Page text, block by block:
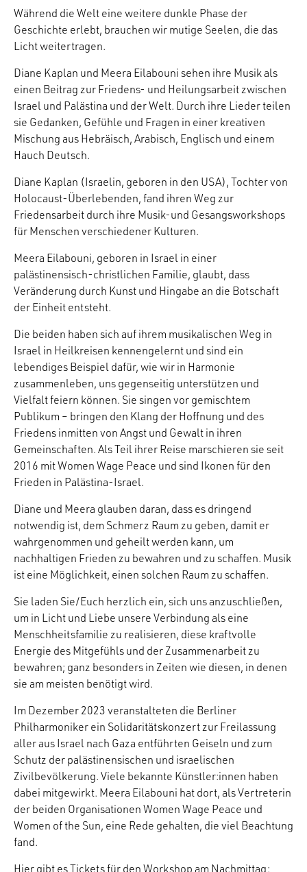
Während die Welt eine weitere dunkle Phase der
Geschichte erlebt, brauchen wir mutige Seelen, die das
Licht weitertragen.
Diane Kaplan und Meera Eilabouni sehen ihre Musik als
einen Beitrag zur Friedens- und Heilungsarbeit zwischen
Israel und Palästina und der Welt. Durch ihre Lieder teilen
sie Gedanken, Gefühle und Fragen in einer kreativen
Mischung aus Hebräisch, Arabisch, Englisch und einem
Hauch Deutsch.
Diane Kaplan (Israelin, geboren in den USA), Tochter von
Holocaust-Überlebenden, fand ihren Weg zur
Friedensarbeit durch ihre Musik-und Gesangsworkshops
für Menschen verschiedener Kulturen.
Meera Eilabouni, geboren in Israel in einer
palästinensisch-christlichen Familie, glaubt, dass
Veränderung durch Kunst und Hingabe an die Botschaft
der Einheit entsteht.
Die beiden haben sich auf ihrem musikalischen Weg in
Israel in Heilkreisen kennengelernt und sind ein
lebendiges Beispiel dafür, wie wir in Harmonie
zusammenleben, uns gegenseitig unterstützen und
Vielfalt feiern können. Sie singen vor gemischtem
Publikum – bringen den Klang der Hoffnung und des
Friedens inmitten von Angst und Gewalt in ihren
Gemeinschaften. Als Teil ihrer Reise marschieren sie seit
2016 mit Women Wage Peace und sind Ikonen für den
Frieden in Palästina-Israel.
Diane und Meera glauben daran, dass es dringend
notwendig ist, dem Schmerz Raum zu geben, damit er
wahrgenommen und geheilt werden kann, um
nachhaltigen Frieden zu bewahren und zu schaffen. Musik
ist eine Möglichkeit, einen solchen Raum zu schaffen.
Sie laden Sie/Euch herzlich ein, sich uns anzuschließen,
um in Licht und Liebe unsere Verbindung als eine
Menschheitsfamilie zu realisieren, diese kraftvolle
Energie des Mitgefühls und der Zusammenarbeit zu
bewahren; ganz besonders in Zeiten wie diesen, in denen
sie am meisten benötigt wird.
Im Dezember 2023 veranstalteten die Berliner
Philharmoniker ein Solidaritätskonzert zur Freilassung
aller aus Israel nach Gaza entführten Geiseln und zum
Schutz der palästinensischen und israelischen
Zivilbevölkerung. Viele bekannte Künstler:innen haben
dabei mitgewirkt. Meera Eilabouni hat dort, als Vertreterin
der beiden Organisationen Women Wage Peace und
Women of the Sun, eine Rede gehalten, die viel Beachtung
fand.
Hier gibt es Tickets für den Workshop am Nachmittag: